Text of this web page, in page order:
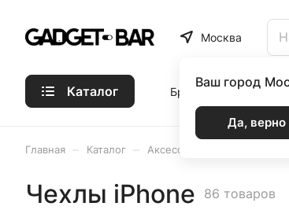
Москва
Ваш город
Да, верно
Каталог Бренды Статьи
Главная Каталог Аксессуары
Чехлы iPhone 86 товаров